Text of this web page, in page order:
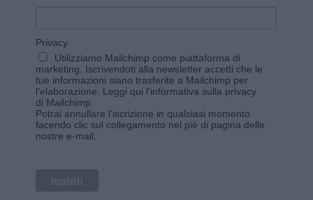
Privacy
Utilizziamo Mailchimp come piattaforma di
marketing. Iscrivendoti alla newsletter accetti che le
tue informazioni siano trasferite a Mailchimp per
l'elaborazione. Leggi qui l'informativa sulla privacy
di Mailchimp
Potrai annullare l'iscrizione in qualsiasi momento
facendo clic sul collegamento nel piè di pagina delle
nostre e-mail.